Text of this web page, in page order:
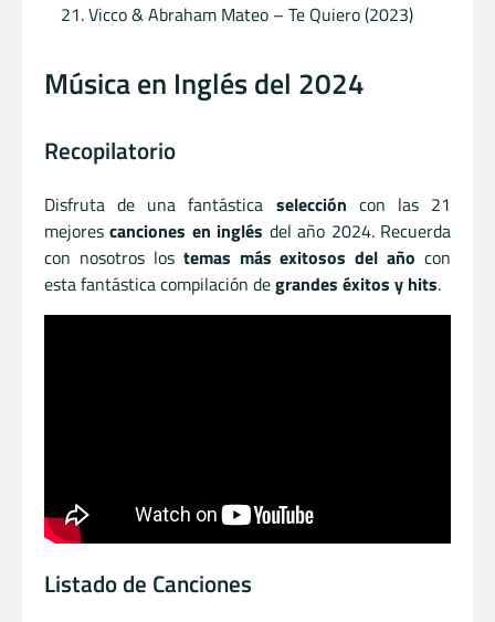
Vicco & Abraham Mateo – Te Quiero (2023)
Música en Inglés del 2024
Recopilatorio
Disfruta de una fantástica selección con las 21
mejorescanciones en inglés del año 2024. Recuerda
con nosotros lostemas más exitosos del año con
esta fantástica compilación degrandes éxitos y hits.
Listado de Canciones